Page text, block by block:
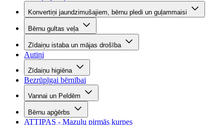
Konvertiņi jaundzimušajiem, bērnu pledi un guļammaisi
Bērnu gultas veļa
Zīdaiņu istaba un mājas drošība
Autiņi
Zīdaiņu higiēna
Bezrūpīgai bērnībai
Vannai un Peldēm
Bērnu apģērbs
ATTIPAS - Mazuļu pirmās kurpes